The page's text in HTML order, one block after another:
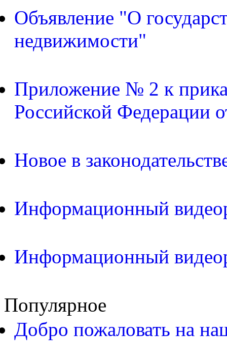
Объявление "О
недвижимости"
Приложение № 2 к
Российской Федерации
Новое в
Информационный
Информационный
Популярное
Добро пожаловать на